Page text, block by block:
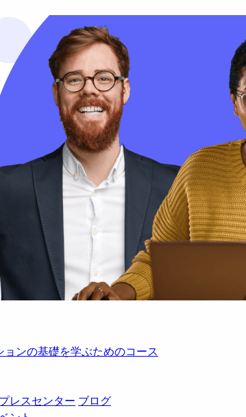
ンの基礎を学ぶためのコース
プレスセンター ブログ